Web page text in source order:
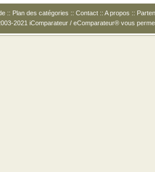
:: Plan des catégories :: Contact :: A propos ::
2021 iComparateur / eComparateur® vous